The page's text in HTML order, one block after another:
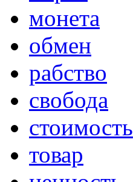
монета
обмен
рабство
свобода
стоимость
товар